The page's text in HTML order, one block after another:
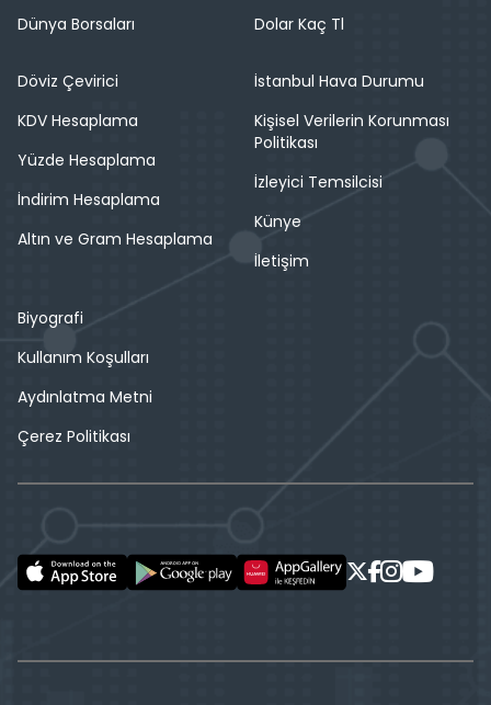
Dünya Borsaları
Dolar Kaç Tl
Döviz Çevirici
KDV Hesaplama
Yüzde Hesaplama
İndirim Hesaplama
Altın ve Gram Hesaplama
İstanbul Hava Durumu
Kişisel Verilerin Korunması
Politikası
İzleyici Temsilcisi
Künye
İletişim
Biyografi
Kullanım Koşulları
Aydınlatma Metni
Çerez Politikası